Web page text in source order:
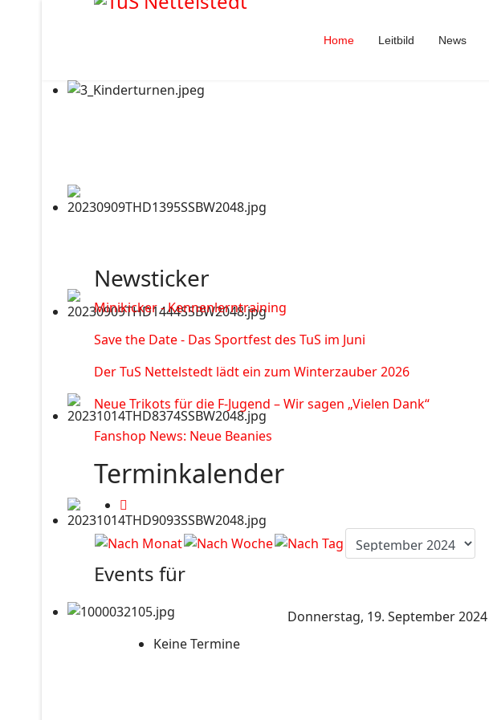
Home Leitbild News
Newsticker
Minikicker - Kennenlerntraining
Save the Date - Das Sportfest des TuS im Juni
Der TuS Nettelstedt lädt ein zum Winterzauber 2026
Neue Trikots für die F-Jugend – Wir sagen „Vielen Dank“
Fanshop News: Neue Beanies
Terminkalender
Events für
Donnerstag, 19. September 2024
Keine Termine